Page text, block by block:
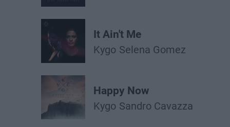
It Ain't Me
Kygo Selena Gomez
Happy Now
Kygo Sandro Cavazza